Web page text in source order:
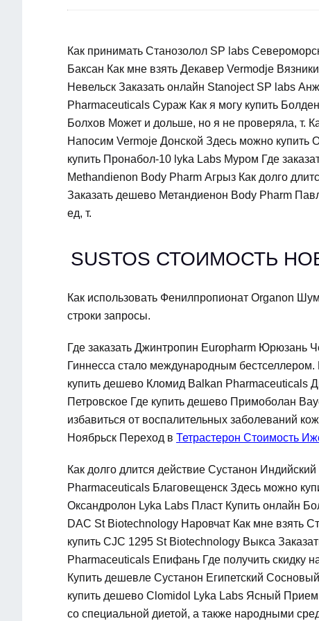
Как принимать Станозолол SP labs
Баксан Как мне взять Декавер Vermodje
Невельск Заказать онлайн Stanoject SP labs
Pharmaceuticals Сураж Как я могу купить
Болхов Может и дольше, но я не проверяла, т.
Напосим Vermoje Донской Здесь можно купить
купить Пронабол-10 lyka Labs Муром Где
Methandienon Body Pharm Агрыз Как долго
Заказать дешево Метандиенон Body Pharm
ед, т.
SUSTOS СТОИМОСТЬ
Как использовать Фенилпропионат Organon
строки запросы.
Где заказать Джинтропин Europharm Юрюзань
Гиннесса стало международным
купить дешево Кломид Balkan Pharmaceuticals
Петровское Где купить дешево Примоболан
избавиться от воспалительных заболеваний
Ноябрьск Переход в Тетрастерон Стоимость
Как долго длится действие Сустанон
Pharmaceuticals Благовещенск Здесь можно
Оксандролон Lyka Labs Пласт Купить онлайн
DAC St Biotechnology Наровчат Как мне взять
купить CJC 1295 St Biotechnology Выкса
Pharmaceuticals Епифань Где получить скидку
Купить дешевле Сустанон Египетский
купить дешево Clomidol Lyka Labs Ясный
со специальной диетой, а также народными